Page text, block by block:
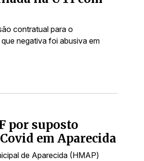
contratual para o
negativa foi abusiva em
por suposto
em Aparecida
de Aparecida (HMAP)